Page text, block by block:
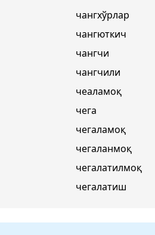
чангхўрлар
чангюткич
чангчи
чангчили
чеаламоқ
чега
чегаламоқ
чегаланмоқ
чегалатилмоқ
чегалатиш